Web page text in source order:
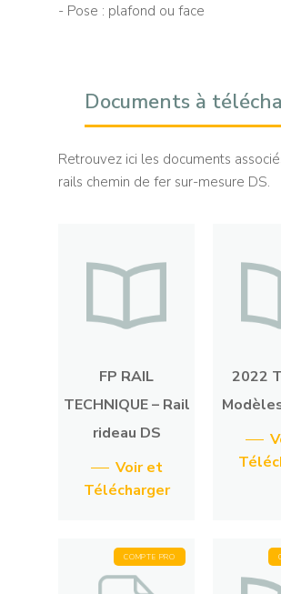
- Pose : plafond ou face
Documents à
Retrouvez ici les documents
rails chemin de fer sur-mesure DS.
FP RAIL
TECHNIQUE – Rail
rideau DS
Voir et
Télécharger
2022
COMPTE PRO